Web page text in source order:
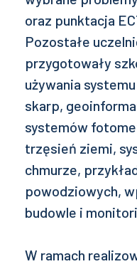
oraz punktacja
Pozostałe
przygotowały
używania
skarp,
systemów
trzęsień ziemi,
chmurze,
powodziowych,
budowle i
W ramach